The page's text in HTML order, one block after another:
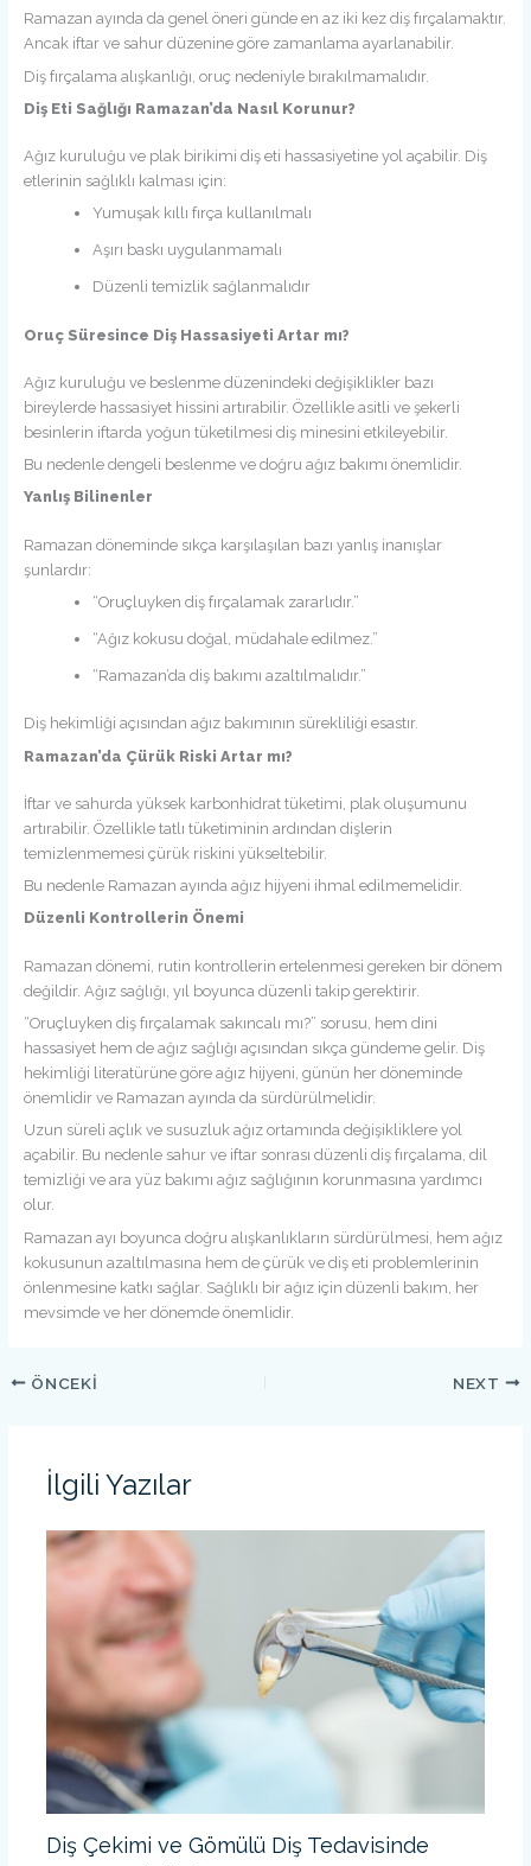
Ramazan ayında da genel öneri günde en az iki kez diş fırçalamaktır.
Ancak iftar ve sahur düzenine göre zamanlama ayarlanabilir.
Diş fırçalama alışkanlığı, oruç nedeniyle bırakılmamalıdır.
Diş Eti Sağlığı Ramazan’da Nasıl Korunur?
Ağız kuruluğu ve plak birikimi diş eti hassasiyetine yol açabilir. Diş
etlerinin sağlıklı kalması için:
Yumuşak kıllı fırça kullanılmalı
Aşırı baskı uygulanmamalı
Düzenli temizlik sağlanmalıdır
Oruç Süresince Diş Hassasiyeti Artar mı?
Ağız kuruluğu ve beslenme düzenindeki değişiklikler bazı
bireylerde hassasiyet hissini artırabilir. Özellikle asitli ve şekerli
besinlerin iftarda yoğun tüketilmesi diş minesini etkileyebilir.
Bu nedenle dengeli beslenme ve doğru ağız bakımı önemlidir.
Yanlış Bilinenler
Ramazan döneminde sıkça karşılaşılan bazı yanlış inanışlar
şunlardır:
“Oruçluyken diş fırçalamak zararlıdır.”
“Ağız kokusu doğal, müdahale edilmez.”
“Ramazan’da diş bakımı azaltılmalıdır.”
Diş hekimliği açısından ağız bakımının sürekliliği esastır.
Ramazan’da Çürük Riski Artar mı?
İftar ve sahurda yüksek karbonhidrat tüketimi, plak oluşumunu
artırabilir. Özellikle tatlı tüketiminin ardından dişlerin
temizlenmemesi çürük riskini yükseltebilir.
Bu nedenle Ramazan ayında ağız hijyeni ihmal edilmemelidir.
Düzenli Kontrollerin Önemi
Ramazan dönemi, rutin kontrollerin ertelenmesi gereken bir dönem
değildir. Ağız sağlığı, yıl boyunca düzenli takip gerektirir.
“Oruçluyken diş fırçalamak sakıncalı mı?” sorusu, hem dini
hassasiyet hem de ağız sağlığı açısından sıkça gündeme gelir. Diş
hekimliği literatürüne göre ağız hijyeni, günün her döneminde
önemlidir ve Ramazan ayında da sürdürülmelidir.
Uzun süreli açlık ve susuzluk ağız ortamında değişikliklere yol
açabilir. Bu nedenle sahur ve iftar sonrası düzenli diş fırçalama, dil
temizliği ve ara yüz bakımı ağız sağlığının korunmasına yardımcı
olur.
Ramazan ayı boyunca doğru alışkanlıkların sürdürülmesi, hem ağız
kokusunun azaltılmasına hem de çürük ve diş eti problemlerinin
önlenmesine katkı sağlar. Sağlıklı bir ağız için düzenli bakım, her
mevsimde ve her dönemde önemlidir.
ÖNCEKI NEXT
İlgili Yazılar
Diş Çekimi ve Gömülü Diş Tedavisinde